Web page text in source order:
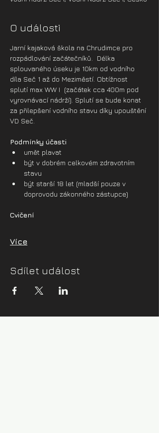
O události
Jarní kajaková škola na Chrudimce pro
rozpádlování začátečníků.  Délka
splouvaného úseku je 10km od vodního
díla Seč 1 až do Meziměstí. Obtížnost
splutí max WW I  (začátek cca 400m pod
vyrovnávací nádrží). Splutí se bude konat
za přilepšení vodního stavu díky upouštění
VD Seč.
Podmínky účasti
umět plavat
být v dobrém celkovém zdravotním
stavu
být starší 18 let (mladší pouze v
doprovodu zákonného zástupce)
Cvičení
Více
Sdílet událost